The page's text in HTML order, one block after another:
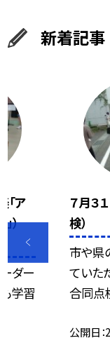
新着記事
「ア
）
ダー
学習
７月３
検）
市や県
ていた
合同点
公開日